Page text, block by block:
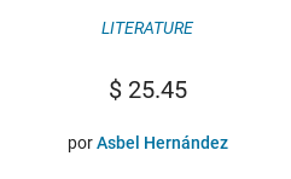
LITERATURE
$25.45
porAsbel Hernández